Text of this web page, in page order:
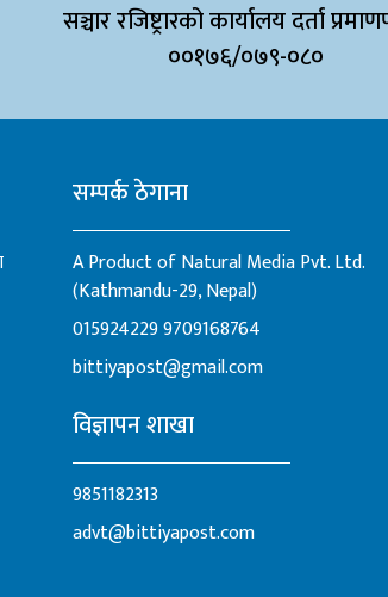
सञ्चार रजिष्ट्रारको कार्यालय दर्ता
००१७६/०७९-०८०
सम्पर्क ठेगाना
A Product of Natural Media Pvt. Ltd.
(Kathmandu-29, Nepal)
0159242299709168764
bittiyapost@gmail.com
विज्ञापन शाखा
9851182313
advt@bittiyapost.com